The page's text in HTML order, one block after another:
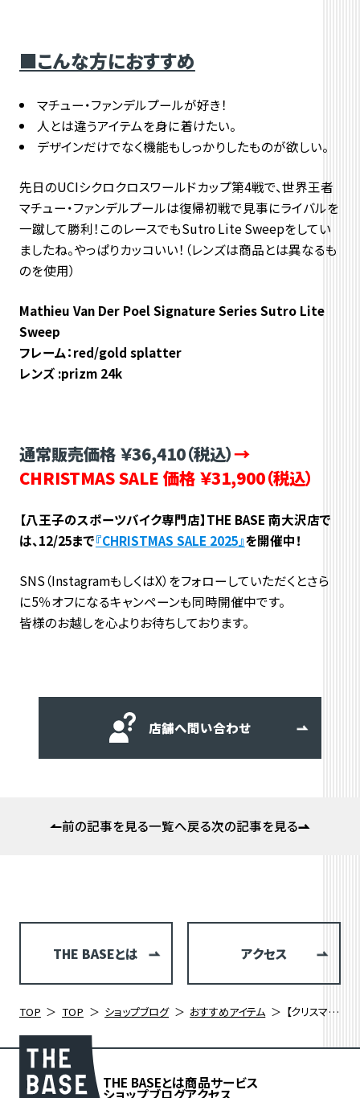
■こんな方におすすめ
マチュー・ファンデルプールが好き！
人とは違うアイテムを身に着けたい。
デザインだけでなく機能もしっかりしたものが欲しい。
先日のUCIシクロクロスワールドカップ第4戦で、世界王者
マチュー・ファンデルプールは復帰初戦で見事にライバルを
一蹴して勝利！このレースでもSutro Lite Sweepをしてい
ましたね。やっぱりカッコいい！（レンズは商品とは異なるも
のを使用）
Mathieu Van Der Poel Signature Series Sutro Lite
Sweep
フレーム：red/gold splatter
レンズ :prizm 24k
通常販売価格 ￥36,410（税込）→
CHRISTMAS SALE 価格 ￥31,900（税込）
【八王子のスポーツバイク専門店】THE BASE 南大沢店で
は、12/25まで『CHRISTMAS SALE 2025』を開催中！
SNS（InstagramもしくはX）をフォローしていただくとさら
に5％オフになるキャンペーンも同時開催中です。
皆様のお越しを心よりお待ちしております。
店舗へ問い合わせ
前の記事を見る一覧へ戻る次の記事を見る
THE BASEとは アクセス
TOP TOP ショップブログ おすすめアイテム 【クリスマスセール開催中】OAKLEYの限定アイウェアで冬ライドをもっと快適に！
THE BASEとは商品サービス
ショップブログアクセス